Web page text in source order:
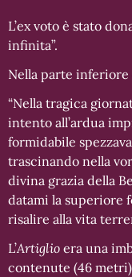
L’ex voto è stato
infinita”.
Nella parte
“Nella tragica
intento all’ardua
formidabile
trascinando nella
divina grazia della
datami la superiore
risalire alla vita
L’Artiglio era una
contenute (46